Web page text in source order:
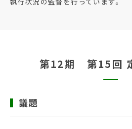
第12期 第15回
議題